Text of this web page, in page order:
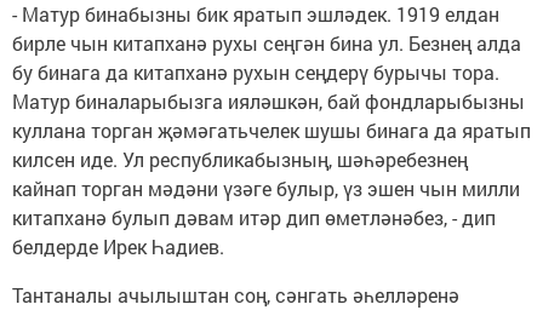
- Матур бинабызны бик яратып эшләдек. 1919 елдан
бирле чын китапханә рухы сеңгән бина ул. Безнең алда
бу бинага да китапханә рухын сеңдерү бурычы тора.
Матур биналарыбызга ияләшкән, бай фондларыбызны
куллана торган җәмәгатьчелек шушы бинага да яратып
килсен иде. Ул республикабызның, шәһәребезнең
кайнап торган мәдәни үзәге булыр, үз эшен чын милли
китапханә булып дәвам итәр дип өметләнәбез, - дип
белдерде Ирек Һадиев.
Тантаналы ачылыштан соң, сәнгать әһелләренә